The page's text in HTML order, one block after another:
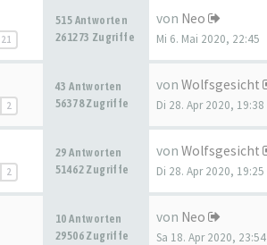
21
515 Antworten
261273 Zugriffe
von Neo
Mi 6. Mai 2020, 22:45
2
43 Antworten
56378 Zugriffe
von Wolfsgesicht
Di 28. Apr 2020, 19:38
2
29 Antworten
51462 Zugriffe
von Wolfsgesicht
Di 28. Apr 2020, 19:25
10 Antworten
29506 Zugriffe
von Neo
Sa 18. Apr 2020, 23:54